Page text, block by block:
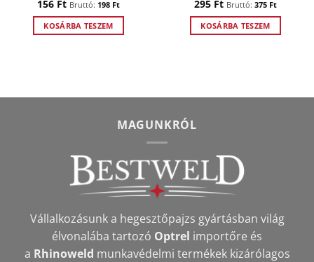
156 Ft Bruttó: 198 Ft
KOSÁRBA TESZEM
295 Ft Bruttó: 375 Ft
KOSÁRBA TESZEM
MAGUNKRÓL
Vállalkozásunk a hegesztőpajzs gyártásban világ
élvonalába tartozó Optrel importőre és
a Rhinoweld munkavédelmi termékek kizárólagos